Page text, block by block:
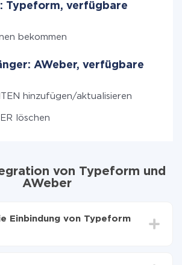
Typeform, verfügbare
bekommen
AWeber, verfügbare
hinzufügen/aktualisieren
löschen
von Typeform und
AWeber
Einbindung von Typeform